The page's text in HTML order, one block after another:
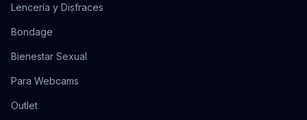
Lencería y Disfraces
Bondage
Bienestar Sexual
Para Webcams
Outlet